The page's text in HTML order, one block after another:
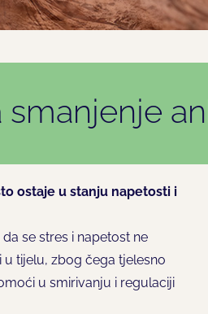
smanjenje
ostaje u stanju napetosti i
se stres i napetost ne
tijelu, zbog čega tjelesno
u smirivanju i regulaciji